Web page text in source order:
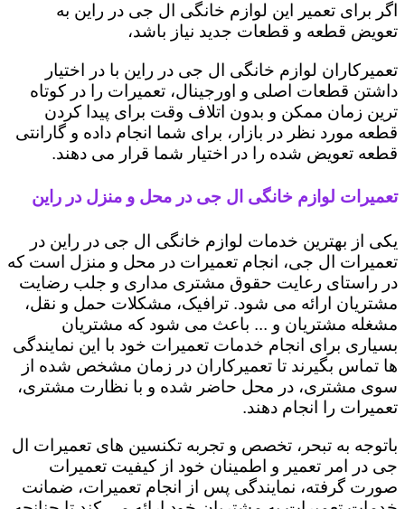
اگر برای تعمیر این لوازم خانگی ال جی در راین به
تعویض قطعه و قطعات جدید نیاز باشد،
تعمیرکاران لوازم خانگی ال جی در راین با در اختیار
داشتن قطعات اصلی و اورجینال، تعمیرات را در کوتاه
ترین زمان ممکن و بدون اتلاف وقت برای پیدا کردن
قطعه مورد نظر در بازار، برای شما انجام داده و گارانتی
قطعه تعویض شده را در اختیار شما قرار می دهند.
تعمیرات لوازم خانگی ال جی در محل و منزل در راین
یکی از بهترین خدمات لوازم خانگی ال جی در راین در
تعمیرات ال جی، انجام تعمیرات در محل و منزل است که
در راستای رعایت حقوق مشتری مداری و جلب رضایت
مشتریان ارائه می شود. ترافیک، مشکلات حمل و نقل،
مشغله مشتریان و ... باعث می شود که مشتریان
بسیاری برای انجام خدمات تعمیرات خود با این نمایندگی
ها تماس بگیرند تا تعمیرکاران در زمان مشخص شده از
سوی مشتری، در محل حاضر شده و با نظارت مشتری،
تعمیرات را انجام دهند.
باتوجه به تبحر، تخصص و تجربه تکنسین های تعمیرات ال
جی در امر تعمیر و اطمینان خود از کیفیت تعمیرات
صورت گرفته، نمایندگی پس از انجام تعمیرات، ضمانت